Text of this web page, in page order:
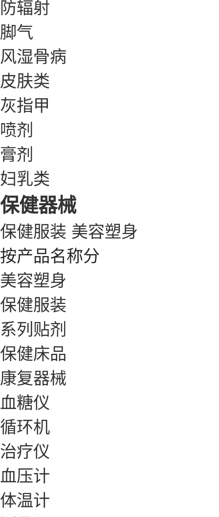
防辐射
脚气
风湿骨病
皮肤类
灰指甲
喷剂
膏剂
妇乳类
保健器械
保健服装 美容塑身
按产品名称分
美容塑身
保健服装
系列贴剂
保健床品
康复器械
血糖仪
循环机
治疗仪
血压计
体温计